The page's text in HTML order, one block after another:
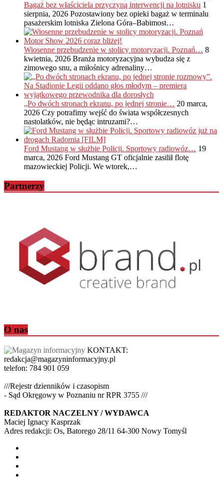
Bagaż bez właściciela przyczyną interwencji na lotnisku 1
sierpnia, 2026 Pozostawiony bez opieki bagaż w terminalu
pasażerskim lotniska Zielona Góra–Babimost…
Wiosenne przebudzenie w stolicy motoryzacji. Poznań… 8
kwietnia, 2026 Branża motoryzacyjna wybudza się z
zimowego snu, a miłośnicy adrenaliny…
„Po dwóch stronach ekranu, po jednej stronie… 20 marca,
2026 Czy potrafimy wejść do świata współczesnych
nastolatków, nie będąc intruzami?…
Ford Mustang w służbie Policji. Sportowy radiowóz… 19
marca, 2026 Ford Mustang GT oficjalnie zasilił flotę
mazowieckiej Policji. We wtorek,…
Partnerzy
O nas
KONTAKT:
redakcja@magazyninformacyjny.pl
telefon: 784 901 059
///Rejestr dzienników i czasopism
- Sąd Okręgowy w Poznaniu nr RPR 3755 ///
REDAKTOR NACZELNY / WYDAWCA
Maciej Ignacy Kasprzak
Adres redakcji: Os, Batorego 28/11 64-300 Nowy Tomyśl